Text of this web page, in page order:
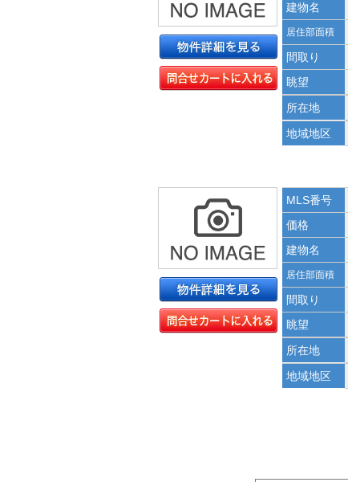
建物名
居住部面積
間取り
眺望
所在地
地域地区
MLS番号
価格
建物名
居住部面積
間取り
眺望
所在地
地域地区